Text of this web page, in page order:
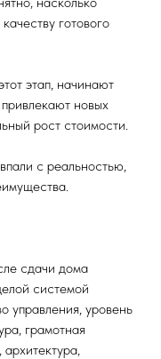
готового
этап, начинают
новых
рост стоимости.
с реальностью,
сдачи дома
системой
управления, уровень
грамотная